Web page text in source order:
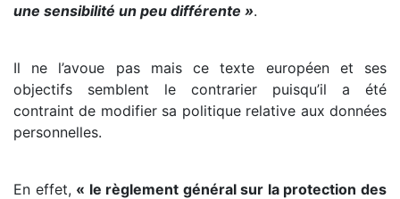
une sensibilité un peu différente ».
Il ne l’avoue pas mais ce texte européen et ses
objectifs semblent le contrarier puisqu’il a été
contraint de modifier sa politique relative aux données
personnelles.
En effet, « le règlement général sur la protection des